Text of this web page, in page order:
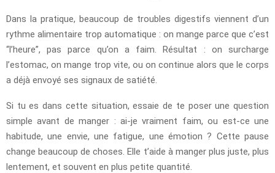
Dans la pratique, beaucoup de troubles digestifs viennent d’un
rythme alimentaire trop automatique : on mange parce que c’est
“l’heure”, pas parce qu’on a faim. Résultat : on surcharge
l’estomac, on mange trop vite, ou on continue alors que le corps
a déjà envoyé ses signaux de satiété.
Si tu es dans cette situation, essaie de te poser une question
simple avant de manger : ai-je vraiment faim, ou est-ce une
habitude, une envie, une fatigue, une émotion ? Cette pause
change beaucoup de choses. Elle t’aide à manger plus juste, plus
lentement, et souvent en plus petite quantité.